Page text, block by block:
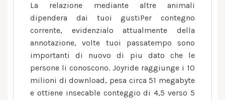
La relazione mediante altre animali
dipendera dai tuoi gustiPer contegno
corrente, evidenzialo attualmente della
annotazione, volte tuoi passatempo sono
importanti di nuovo di piu dato che le
persone li conoscono. Joyride raggiunge i 10
milioni di download, pesa circa 51 megabyte
e ottiene insecable conteggio di 4,5 verso 5